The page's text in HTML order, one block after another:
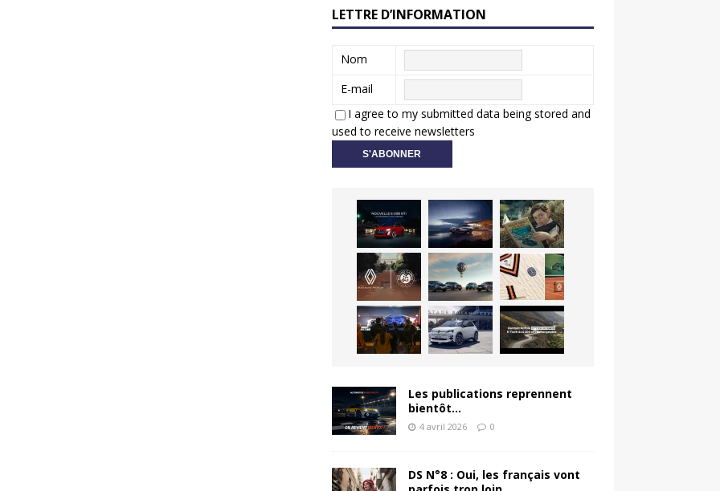
LETTRE D’INFORMATION
Nom
E-mail
I agree to my submitted data being stored and
used to receive newsletters
Les publications reprennent
bientôt…
4 avril 2026 0
DS N°8 : Oui, les français vont